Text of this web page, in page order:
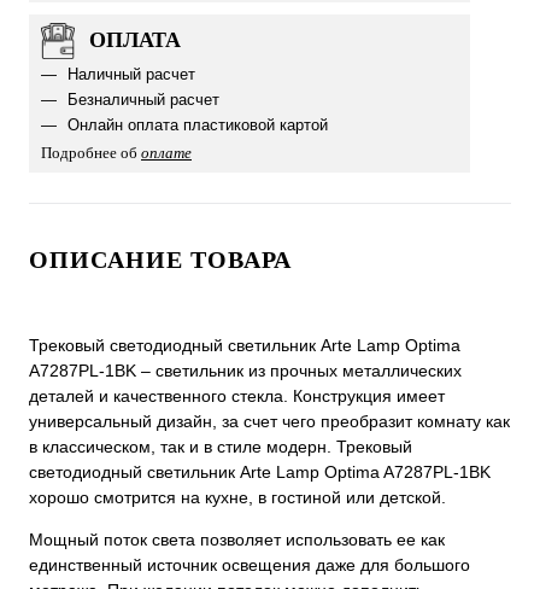
ОПЛАТА
Наличный расчет
Безналичный расчет
Онлайн оплата пластиковой картой
Подробнее об оплате
ОПИСАНИЕ ТОВАРА
Трековый светодиодный светильник Arte Lamp Optima
A7287PL-1BK – светильник из прочных металлических
деталей и качественного стекла. Конструкция имеет
универсальный дизайн, за счет чего преобразит комнату как
в классическом, так и в стиле модерн. Трековый
светодиодный светильник Arte Lamp Optima A7287PL-1BK
хорошо смотрится на кухне, в гостиной или детской.
Мощный поток света позволяет использовать ее как
единственный источник освещения даже для большого